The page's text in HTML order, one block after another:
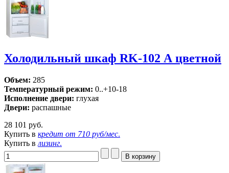
Холодильный шкаф RK-102 А цветной
Объем: 285
Температурный режим: 0..+10-18
Исполнение двери: глухая
Двери: распашные
28 101 руб.
Купить в кредит от 710 руб/мес.
Купить в лизинг.